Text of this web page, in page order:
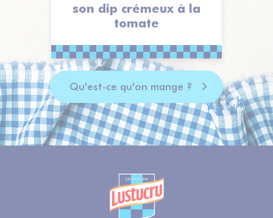
son dip crémeux à la
tomate
Qu'est-ce qu'on mange ?